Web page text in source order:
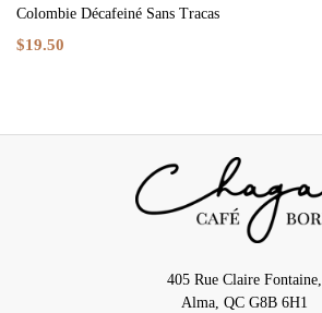
Colombie Décafeiné Sans Tracas
$19.50
405 Rue Claire Fontaine,
Alma, QC G8B 6H1